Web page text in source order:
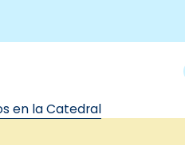
en la Catedral